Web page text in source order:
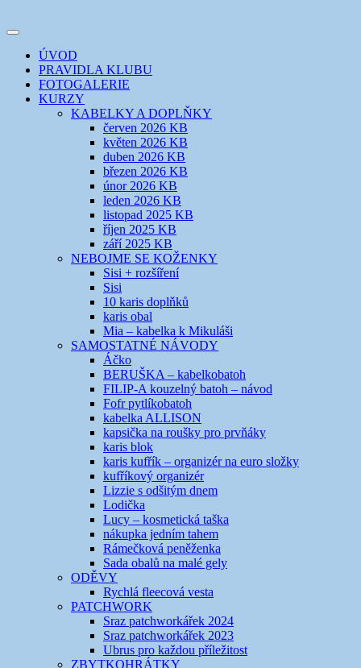
k
webuEVIKLUB
šicí klub
Toggle
navigation
ÚVOD
PRAVIDLA KLUBU
FOTOGALERIE
KURZY
KABELKY A DOPLŇKY
červen 2026 KB
květen 2026 KB
duben 2026 KB
březen 2026 KB
únor 2026 KB
leden 2026 KB
listopad 2025 KB
říjen 2025 KB
září 2025 KB
NEBOJME SE KOŽENKY
Sisi + rozšíření
Sisi
10 karis doplňků
karis obal
Mia – kabelka k Mikuláši
SAMOSTATNÉ NÁVODY
Áčko
BERUŠKA – kabelkobatoh
FILIP-A kouzelný batoh – návod
Fofr pytlíkobatoh
kabelka ALLISON
kapsička na roušky pro prvňáky
karis blok
karis kufřík – organizér na euro složky
kufříkový organizér
Lizzie s odšitým dnem
Lodička
Lucy – kosmetická taška
nákupka jedním tahem
Rámečková peněženka
Sada obalů na malé gely
ODĚVY
Rychlá fleecová vesta
PATCHWORK
Sraz patchworkářek 2024
Sraz patchworkářek 2023
Ubrus pro každou příležitost
ZBYTKOHRÁTKY